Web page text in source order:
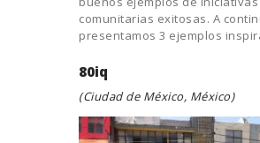
comunitarias exitosas. A
presentamos 3 ejemplos
80iq
(Ciudad de México, México)